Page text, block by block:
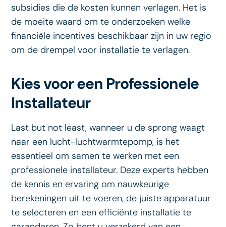
subsidies die de kosten kunnen verlagen. Het is
de moeite waard om te onderzoeken welke
financiële incentives beschikbaar zijn in uw regio
om de drempel voor installatie te verlagen.
Kies voor een Professionele
Installateur
Last but not least, wanneer u de sprong waagt
naar een lucht-luchtwarmtepomp, is het
essentieel om samen te werken met een
professionele installateur. Deze experts hebben
de kennis en ervaring om nauwkeurige
berekeningen uit te voeren, de juiste apparatuur
te selecteren en een efficiënte installatie te